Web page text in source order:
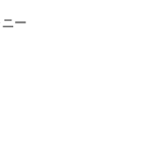
ト3◇「投資教育など社
ー